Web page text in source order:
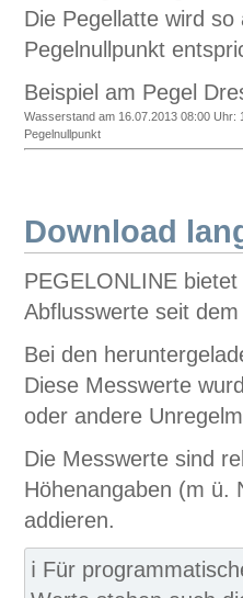
Die Pegellatte wird
Pegelnullpunkt
Beispiel am Pegel
Wasserstand am 16.07.2013 08:00 Uhr:
Pegelnullpunkt
Download
PEGELONLINE
Abflusswerte seit
Bei den
Diese Messwerte
oder andere
Die Messwerte sind
Höhenangaben (m ü.
addieren.
ℹ️ Für